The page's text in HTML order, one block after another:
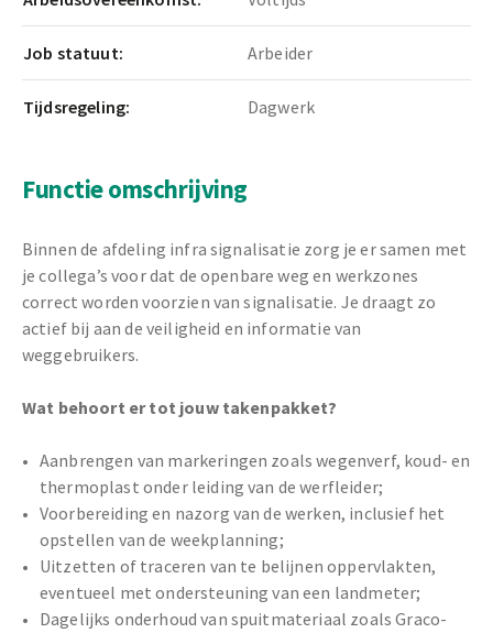
Job statuut: Arbeider
Tijdsregeling: Dagwerk
Functie omschrijving
Binnen de afdeling infra signalisatie zorg je er samen met
je collega’s voor dat de openbare weg en werkzones
correct worden voorzien van signalisatie. Je draagt zo
actief bij aan de veiligheid en informatie van
weggebruikers.
Wat behoort er tot jouw takenpakket?
Aanbrengen van markeringen zoals wegenverf, koud- en
thermoplast onder leiding van de werfleider;
Voorbereiding en nazorg van de werken, inclusief het
opstellen van de weekplanning;
Uitzetten of traceren van te belijnen oppervlakten,
eventueel met ondersteuning van een landmeter;
Dagelijks onderhoud van spuitmateriaal zoals Graco-